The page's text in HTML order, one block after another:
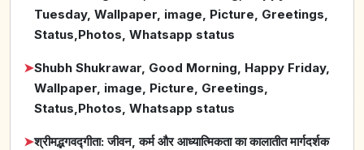
Tuesday, Wallpaper, image, Picture, Greetings,
Status,Photos, Whatsapp status
➤Shubh Shukrawar, Good Morning, Happy Friday,
Wallpaper, image, Picture, Greetings,
Status,Photos, Whatsapp status
➤श्रीमद्भगवद्गीता: जीवन, कर्म और आध्यात्मिकता का कालातीत मार्गदर्शक